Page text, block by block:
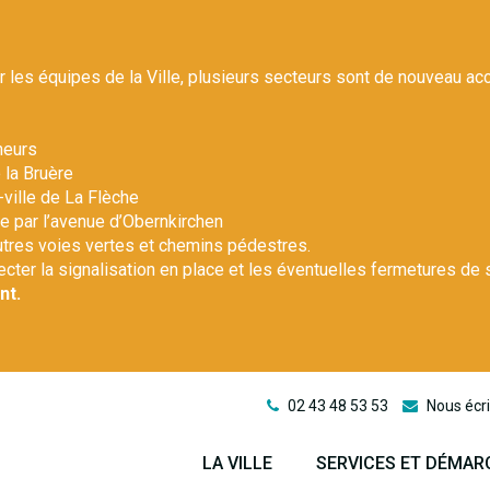
équipes de la Ville, plusieurs secteurs sont de nouveau
Bruère
de La Flèche
l’avenue d’Obernkirchen
voies vertes et chemins pédestres.
la signalisation en place et les éventuelles fermetures de
02 43 48 53 53 Nous
LA VILLE SERVICES ET